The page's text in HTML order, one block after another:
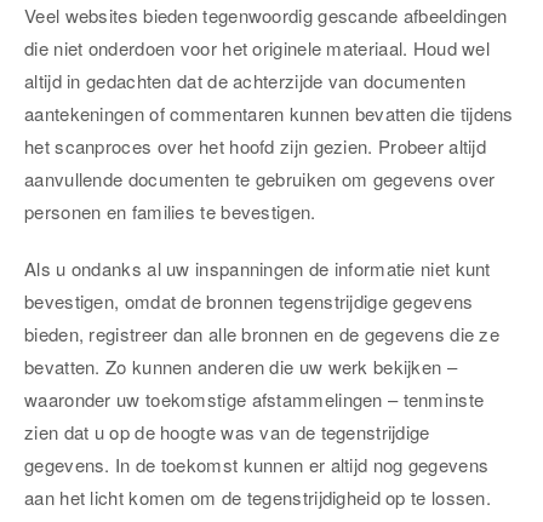
Veel websites bieden tegenwoordig gescande afbeeldingen
die niet onderdoen voor het originele materiaal. Houd wel
altijd in gedachten dat de achterzijde van documenten
aantekeningen of commentaren kunnen bevatten die tijdens
het scanproces over het hoofd zijn gezien. Probeer altijd
aanvullende documenten te gebruiken om gegevens over
personen en families te bevestigen.
Als u ondanks al uw inspanningen de informatie niet kunt
bevestigen, omdat de bronnen tegenstrijdige gegevens
bieden, registreer dan alle bronnen en de gegevens die ze
bevatten. Zo kunnen anderen die uw werk bekijken –
waaronder uw toekomstige afstammelingen – tenminste
zien dat u op de hoogte was van de tegenstrijdige
gegevens. In de toekomst kunnen er altijd nog gegevens
aan het licht komen om de tegenstrijdigheid op te lossen.